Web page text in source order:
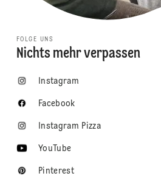
FOLGE UNS
Nichts mehr verpassen
Instagram
Facebook
Instagram Pizza
YouTube
Pinterest